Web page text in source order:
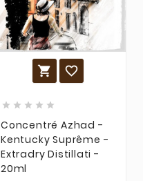
 
    
Concentré Azhad -
Kentucky Suprême -
Extradry Distillati -
20ml